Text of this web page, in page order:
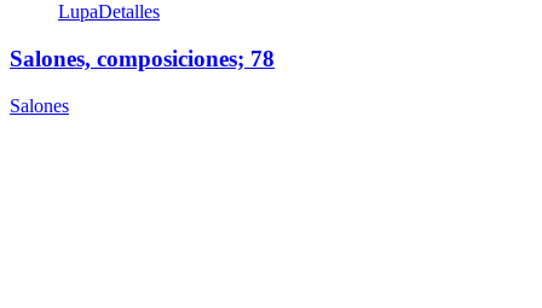
LupaDetalles
Salones, composiciones; 78
Salones